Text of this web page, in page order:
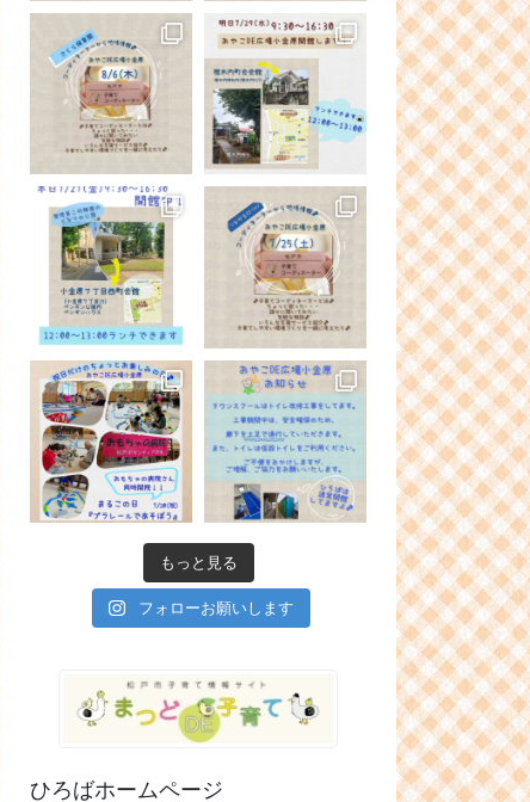
もっと見る
フォローお願いします
ひろばホームページ